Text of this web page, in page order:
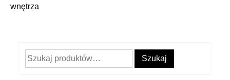
wpisu
wnętrza
Szukaj: Szukaj